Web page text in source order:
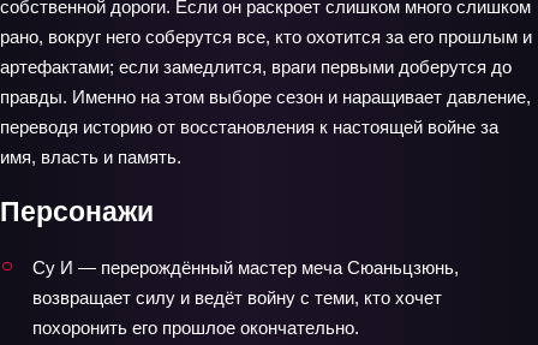
собственной дороги. Если он раскроет слишком много слишком
рано, вокруг него соберутся все, кто охотится за его прошлым и
артефактами; если замедлится, враги первыми доберутся до
правды. Именно на этом выборе сезон и наращивает давление,
переводя историю от восстановления к настоящей войне за
имя, власть и память.
Персонажи
Су И — перерождённый мастер меча Сюаньцзюнь,
возвращает силу и ведёт войну с теми, кто хочет
похоронить его прошлое окончательно.